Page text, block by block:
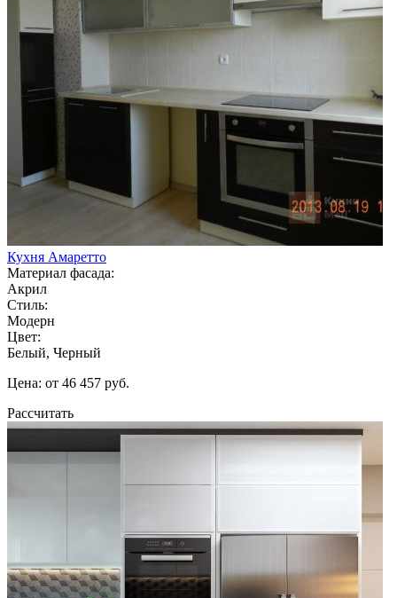
Кухня Амаретто
Материал фасада:
Акрил
Стиль:
Модерн
Цвет:
Белый, Черный
Цена: от 46 457 руб.
Рассчитать